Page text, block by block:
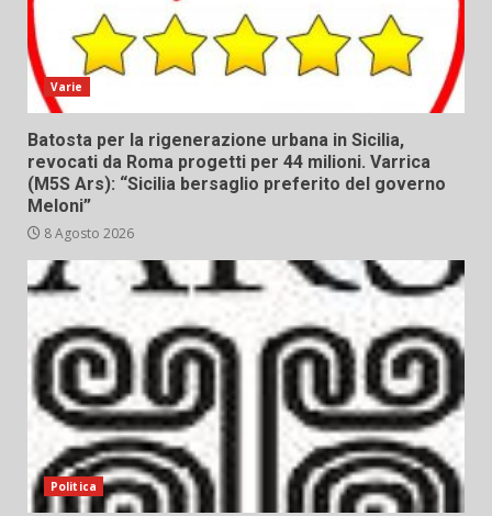
Varie
Batosta per la rigenerazione urbana in Sicilia,
revocati da Roma progetti per 44 milioni. Varrica
(M5S Ars): “Sicilia bersaglio preferito del governo
Meloni”
8 Agosto 2026
Politica